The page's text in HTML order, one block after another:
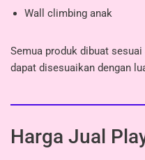
Wall climbing anak
Semua produk dibuat
dapat disesuaikan dengan
Harga Jual